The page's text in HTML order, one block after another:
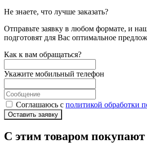
Не знаете, что лучше заказать?
Отправьте заявку в любом формате, и
подготовят для Вас оптимальное
Как к вам обращаться?
Укажите мобильный телефон
Соглашаюсь с политикой обработки
Оставить заявку
С этим товаром покупают